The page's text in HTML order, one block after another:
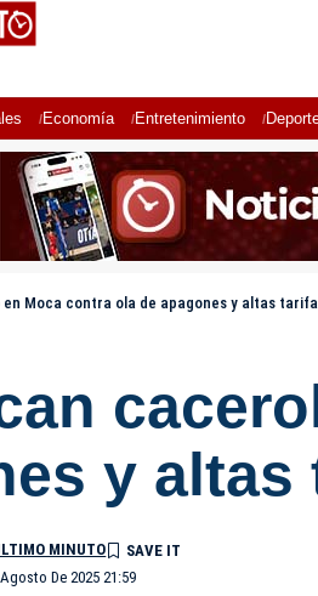
Economía Entretenimiento
Moca contra ola de apagones y altas
y altas
De 2025 21:59
MINUTO